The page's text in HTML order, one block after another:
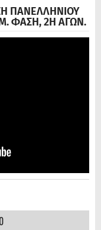
ΠΑΝΕΛΛΗΝΙΟΥ
ΦΑΣΗ, 2Η ΑΓΩΝ.